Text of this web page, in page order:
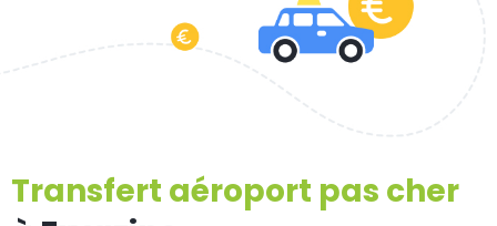
Transfert aéroport pas cher